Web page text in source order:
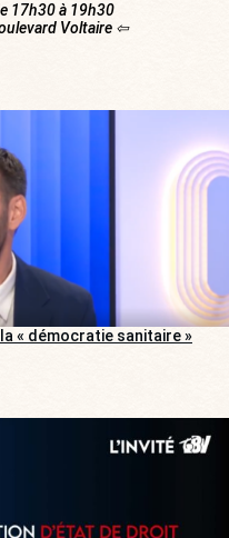
17h30 à 19h30
Voltaire ⇦
« démocratie sanitaire »